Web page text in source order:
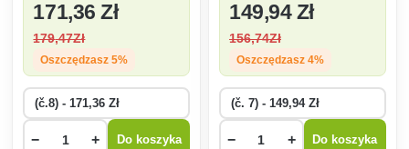
171,36 Zł
179,47Zł
Oszczędzasz 5%
− + Do koszyka
149,94 Zł
156,74Zł
Oszczędzasz 4%
− + Do koszyka